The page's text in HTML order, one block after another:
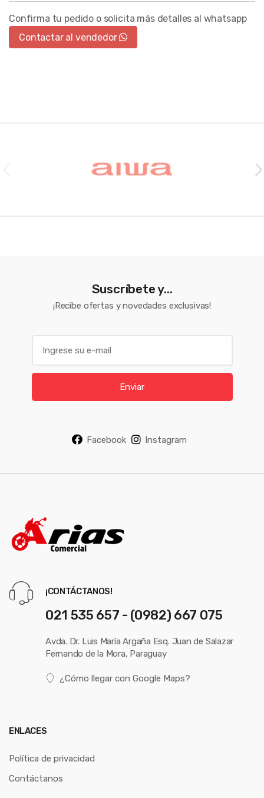
Confirma tu pedido o solicita más detalles al whatsapp
Contactar al vendedor
Suscríbete y...
¡Recibe ofertas y novedades exclusivas!
l
Enviar
Facebook Instagram
¡CONTÁCTANOS!
021 535 657 - (0982) 667 075
Avda. Dr. Luis María Argaña Esq. Juan de Salazar
Fernando de la Mora, Paraguay
¿Cómo llegar con Google Maps?
ENLACES
Política de privacidad
Contáctanos